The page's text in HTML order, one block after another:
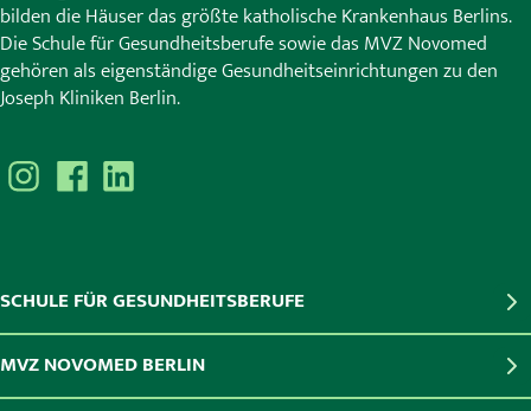
bilden die Häuser das größte katholische Krankenhaus Berlins.
Die Schule für Gesundheitsberufe sowie das MVZ Novomed
gehören als eigenständige Gesundheitseinrichtungen zu den
Joseph Kliniken Berlin.
SCHULE FÜR GESUNDHEITSBERUFE
MVZ NOVOMED BERLIN